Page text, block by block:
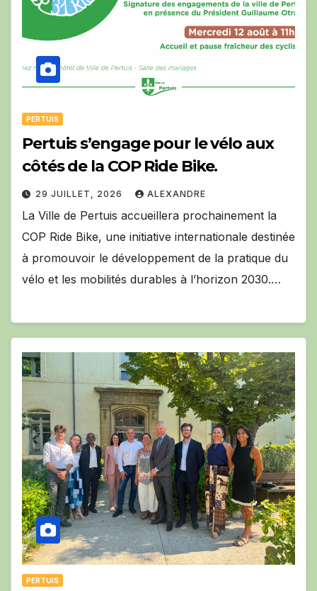
PERTUIS
Pertuis s’engage pour le vélo aux
côtés de la COP Ride Bike.
29 JUILLET, 2026 ALEXANDRE
La Ville de Pertuis accueillera prochainement la
COP Ride Bike, une initiative internationale destinée
à promouvoir le développement de la pratique du
vélo et les mobilités durables à l’horizon 2030.…
PERTUIS